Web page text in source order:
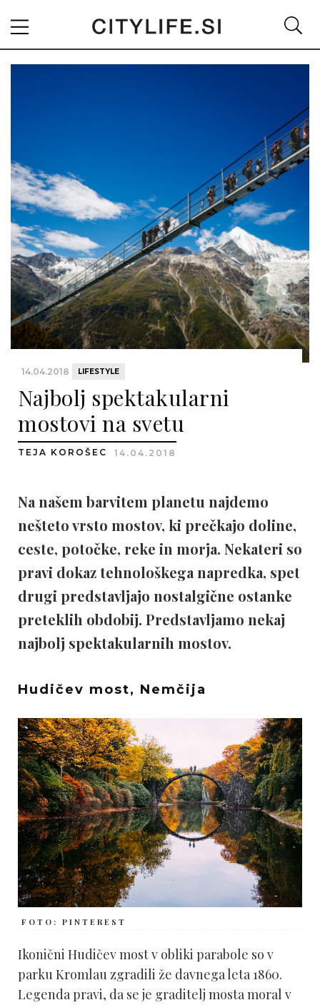
14.04.2018 LIFESTYLE
Najbolj spektakularni
mostovi na svetu
TEJA KOROŠEC 14.04.2018
Na našem barvitem planetu najdemo
nešteto vrsto mostov, ki prečkajo doline,
ceste, potočke, reke in morja. Nekateri so
pravi dokaz tehnološkega napredka, spet
drugi predstavljajo nostalgične ostanke
preteklih obdobij. Predstavljamo nekaj
najbolj spektakularnih mostov.
Hudičev most, Nemčija
FOTO: PINTEREST
Ikonični Hudičev most v obliki parabole so v
parku Kromlau zgradili že davnega leta 1860.
Legenda pravi, da se je graditelj mosta moral v